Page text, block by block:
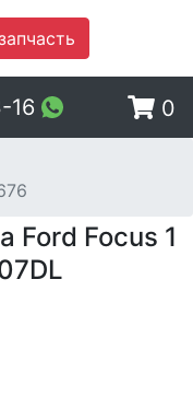
16 0
Ford Focus 1